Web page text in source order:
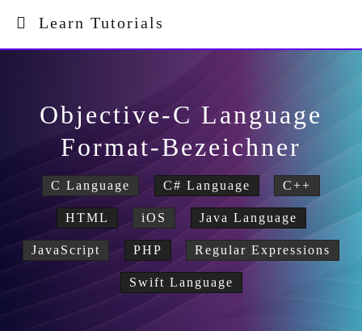
Learn Tutorials
Objective-C Language
Format-Bezeichner
C Language C# Language C++
HTML iOS Java Language
JavaScript PHP Regular Expressions
Swift Language